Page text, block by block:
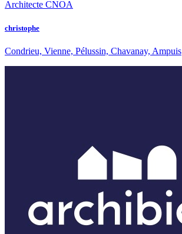
Architecte CNOA
christophe
Condrieu, Vienne, Pélussin, Chavanay, Ampuis